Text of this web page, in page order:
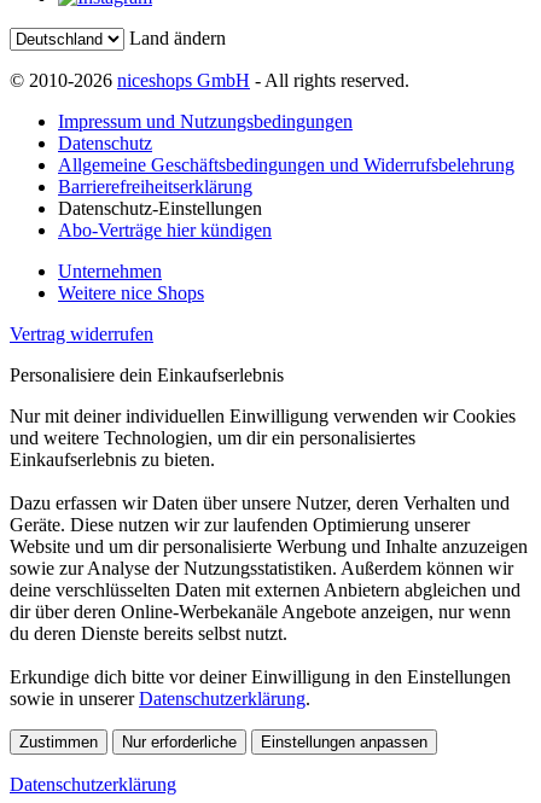
Land ändern
© 2010-2026 niceshops GmbH - All rights reserved.
Impressum und Nutzungsbedingungen
Datenschutz
Allgemeine Geschäftsbedingungen und Widerrufsbelehrung
Barrierefreiheitserklärung
Datenschutz-Einstellungen
Abo-Verträge hier kündigen
Unternehmen
Weitere nice Shops
Vertrag widerrufen
Personalisiere dein Einkaufserlebnis
Nur mit deiner individuellen Einwilligung verwenden wir Cookies
und weitere Technologien, um dir ein personalisiertes
Einkaufserlebnis zu bieten.
Dazu erfassen wir Daten über unsere Nutzer, deren Verhalten und
Geräte. Diese nutzen wir zur laufenden Optimierung unserer
Website und um dir personalisierte Werbung und Inhalte anzuzeigen
sowie zur Analyse der Nutzungsstatistiken. Außerdem können wir
deine verschlüsselten Daten mit externen Anbietern abgleichen und
dir über deren Online-Werbekanäle Angebote anzeigen, nur wenn
du deren Dienste bereits selbst nutzt.
Erkundige dich bitte vor deiner Einwilligung in den Einstellungen
sowie in unsererDatenschutzerklärung.
Zustimmen Nur erforderliche Einstellungen anpassen
Datenschutzerklärung